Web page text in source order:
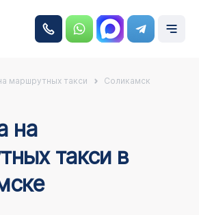
маршрутных такси Соликамск
на
такси в